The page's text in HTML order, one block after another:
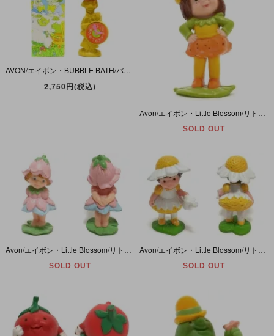
AVON/エイボン・BUBBLE BATH/バブルバス・ボトルのみ 「Mad Hatter/マッドハッター (ALICE IN WONDERLAND/アリスインワンダーランド)」 ダメージ有
2,750円(税込)
SOLD OUT
SOLD OUT SOLD OUT